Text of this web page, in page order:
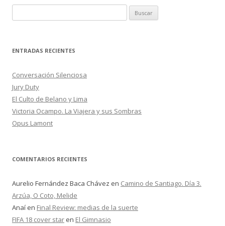
u
c
r
:
ENTRADAS RECIENTES
Conversación Silenciosa
Jury Duty
El Culto de Belano y Lima
Victoria Ocampo. La Viajera y sus Sombras
Opus Lamont
COMENTARIOS RECIENTES
Aurelio Fernández Baca Chávez en Camino de Santiago. Día 3.
Arzúa, O Coto, Melide
Anaí en Final Review: medias de la suerte
FIFA 18 cover star en El Gimnasio